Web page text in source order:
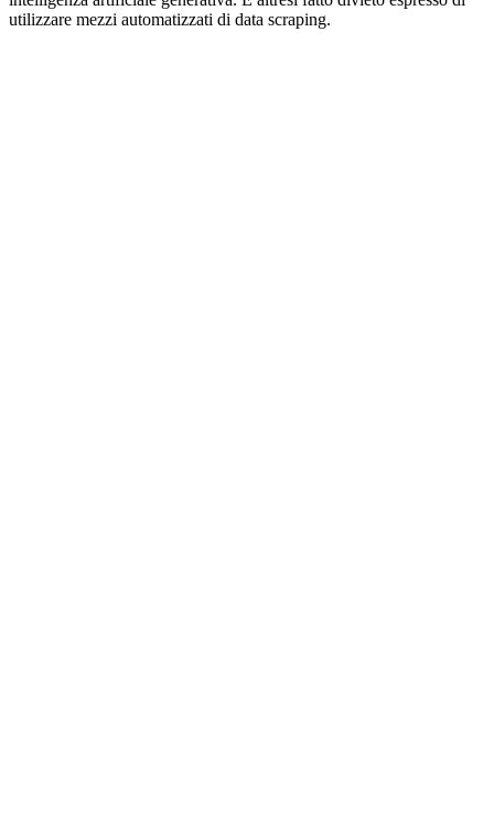
utilizzare mezzi automatizzati di data scraping.